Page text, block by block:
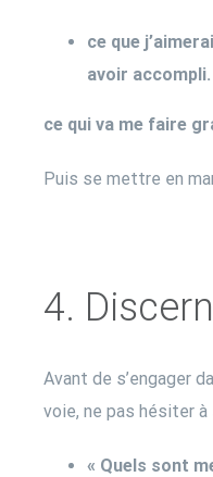
ce que
avoir accompli.
ce qui va me faire
Puis se mettre en
4.
Avant de s’engager
voie, ne pas hésiter
« Quels sont